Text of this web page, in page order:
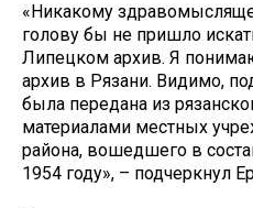
«Никакому
голову бы не пришло
Липецком архив. Я
архив в Рязани. Видимо,
была передана из
материалами местных
района, вошедшего в
1954 году», – подчеркнул